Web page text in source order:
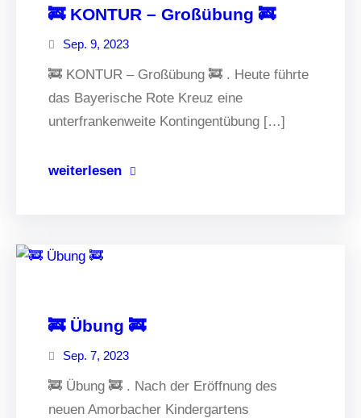
🚒 KONTUR – Großübung 🚒
Sep. 9, 2023
🚒 KONTUR – Großübung 🚒 . Heute führte
das Bayerische Rote Kreuz eine
unterfrankenweite Kontingentübung […]
weiterlesen
🚒 Übung 🚒
Sep. 7, 2023
🚒 Übung 🚒 . Nach der Eröffnung des
neuen Amorbacher Kindergartens